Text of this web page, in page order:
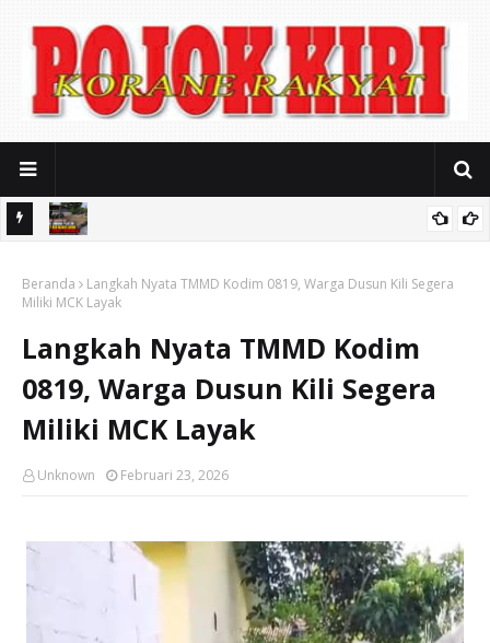
Limbah Plastik, Namun Bungkam Soal Legalitas dan Kontrak Kerja
Beranda
Langkah Nyata TMMD Kodim 0819, Warga Dusun Kili Segera
Miliki MCK Layak
Langkah Nyata TMMD Kodim
0819, Warga Dusun Kili Segera
Miliki MCK Layak
Unknown Februari 23, 2026